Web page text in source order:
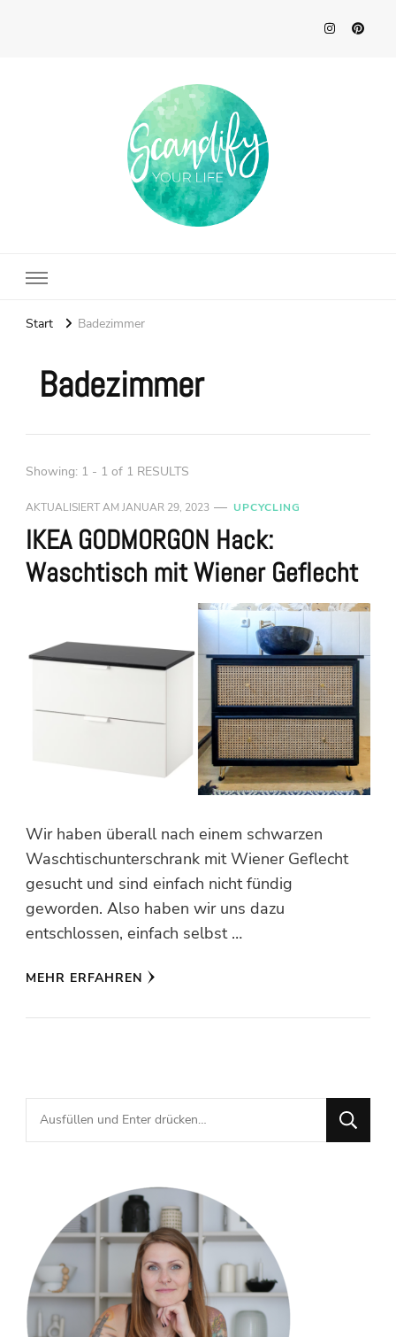
Start Badezimmer
Badezimmer
Showing: 1 - 1 of 1 RESULTS
AKTUALISIERT AM JANUAR 29, 2023 UPCYCLING
IKEA GODMORGON Hack:
Waschtisch mit Wiener Geflecht
Wir haben überall nach einem schwarzen
Waschtischunterschrank mit Wiener Geflecht
gesucht und sind einfach nicht fündig
geworden. Also haben wir uns dazu
entschlossen, einfach selbst …
MEHR ERFAHREN
Suchst
du